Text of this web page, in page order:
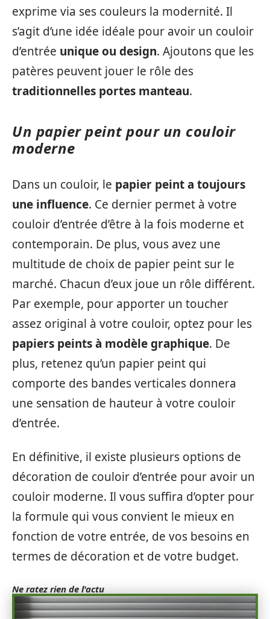
exprime via ses couleurs la modernité. Il
s’agit d’une idée idéale pour avoir un couloir
d’entrée unique ou design. Ajoutons que les
patères peuvent jouer le rôle des
traditionnelles portes manteau.
Un papier peint pour un couloir
moderne
Dans un couloir, le papier peint a toujours
une influence. Ce dernier permet à votre
couloir d’entrée d’être à la fois moderne et
contemporain. De plus, vous avez une
multitude de choix de papier peint sur le
marché. Chacun d’eux joue un rôle différent.
Par exemple, pour apporter un toucher
assez original à votre couloir, optez pour les
papiers peints à modèle graphique. De
plus, retenez qu’un papier peint qui
comporte des bandes verticales donnera
une sensation de hauteur à votre couloir
d’entrée.
En définitive, il existe plusieurs options de
décoration de couloir d’entrée pour avoir un
couloir moderne. Il vous suffira d’opter pour
la formule qui vous convient le mieux en
fonction de votre entrée, de vos besoins en
termes de décoration et de votre budget.
Ne ratez rien de l'actu